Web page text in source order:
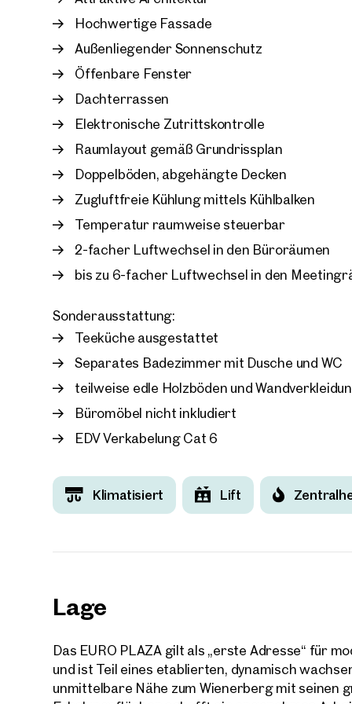
Raumkonzepte sowie die DGNB-Platin-
Qualitätsanspruch.
In den Untergeschoßen stehen ausreichend
zur Verfügung. Mit zeitgemäßer Architektur,
ausgezeichneter Verkehrsanbindung zählt das
modernes Arbeiten in Wien.
Hochwertige Fassade
Außenliegender Sonnenschutz
Öffenbare Fenster
Dachterrassen
Elektronische Zutrittskontrolle
Raumlayout gemäß Grundrissplan
Doppelböden, abgehängte Decken
Zugluftfreie Kühlung mittels Kühlbalken
Temperatur raumweise steuerbar
2-facher Luftwechsel in den Büroräumen
bis zu 6-facher Luftwechsel in den
Sonderausstattung:
Teeküche ausgestattet
Separates Badezimmer mit Dusche und WC
teilweise edle Holzböden und
Büromöbel nicht inkludiert
EDV Verkabelung Cat 6
Klimatisiert Lift
Lage
Das EURO PLAZA gilt als „erste Adresse“ für
und ist Teil eines etablierten, dynamisch
unmittelbare Nähe zum Wienerberg mit seinen
Ihre
Wir